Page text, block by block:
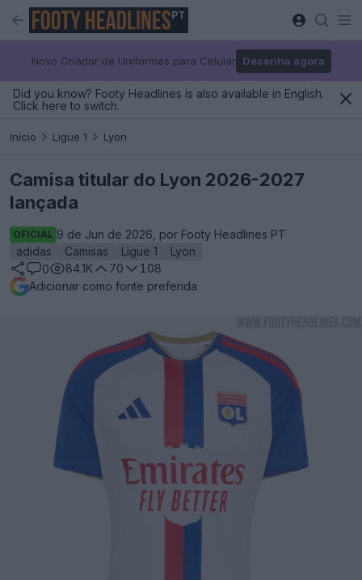
PT
Novo Criador de Uniformes para Celular Desenha agora
Did you know? Footy Headlines is also available in English.
Click here to switch.
Início Ligue 1 Lyon
Camisa titular do Lyon 2026-2027
lançada
OFICIAL 9 de Jun de 2026, por Footy Headlines PT
adidas
Camisas Ligue 1
Lyon
0
84.1K 70
108
Adicionar como fonte preferida